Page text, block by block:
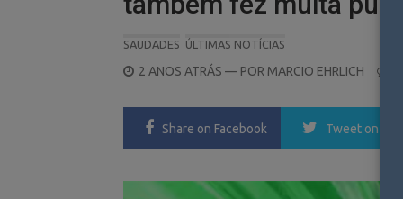
SAUDADES ÚLTIMAS NOTÍCIAS
POSTED
2 ANOS ATRÁS — POR MARCIO EHRLICH
Share on Facebook Tweet on